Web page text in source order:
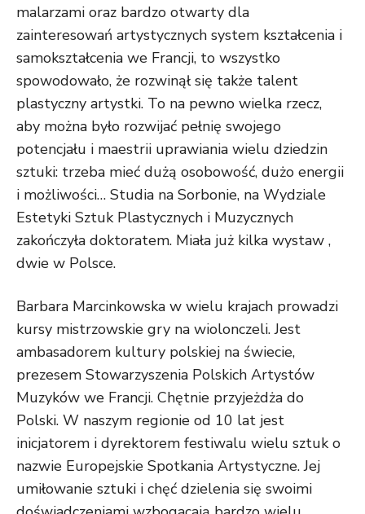
malarzami oraz bardzo otwarty dla
zainteresowań artystycznych system kształcenia i
samokształcenia we Francji, to wszystko
spowodowało, że rozwinął się także talent
plastyczny artystki. To na pewno wielka rzecz,
aby można było rozwijać pełnię swojego
potencjału i maestrii uprawiania wielu dziedzin
sztuki: trzeba mieć dużą osobowość, dużo energii
i możliwości… Studia na Sorbonie, na Wydziale
Estetyki Sztuk Plastycznych i Muzycznych
zakończyła doktoratem. Miała już kilka wystaw ,
dwie w Polsce.
Barbara Marcinkowska w wielu krajach prowadzi
kursy mistrzowskie gry na wiolonczeli. Jest
ambasadorem kultury polskiej na świecie,
prezesem Stowarzyszenia Polskich Artystów
Muzyków we Francji. Chętnie przyjeżdża do
Polski. W naszym regionie od 10 lat jest
inicjatorem i dyrektorem festiwalu wielu sztuk o
nazwie Europejskie Spotkania Artystyczne. Jej
umiłowanie sztuki i chęć dzielenia się swoimi